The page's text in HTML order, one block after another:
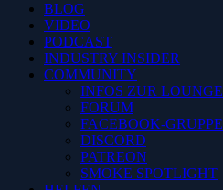
BLOG
VIDEO
PODCAST
INDUSTRY INSIDER
COMMUNITY
INFOS ZUR LOUNGE
FORUM
FACEBOOK-GRUPPE
DISCORD
PATREON
SMOKE SPOTLIGHT